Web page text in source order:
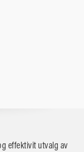
effektivit utvalg av